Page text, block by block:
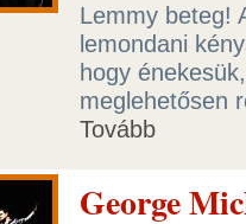
Lemmy beteg!
lemondani
hogy
meglehetősen
Tovább
George